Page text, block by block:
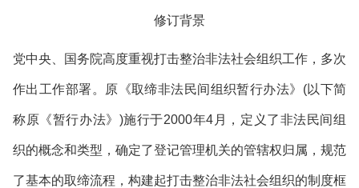
修订背景
党中央、国务院高度重视打击整治非法社会组织工作，多次
作出工作部署。原《取缔非法民间组织暂行办法》(以下简
称原《暂行办法》)施行于2000年4月，定义了非法民间组
织的概念和类型，确定了登记管理机关的管辖权归属，规范
了基本的取缔流程，构建起打击整治非法社会组织的制度框